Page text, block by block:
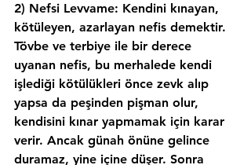
2) Nefsi Levvame: Kendini kınayan,
kötüleyen, azarlayan nefis demektir.
Tövbe ve terbiye ile bir derece
uyanan nefis, bu merhalede kendi
işlediği kötülükleri önce zevk alıp
yapsa da peşinden pişman olur,
kendisini kınar yapmamak için karar
verir. Ancak günah önüne gelince
duramaz, yine içine düşer. Sonra